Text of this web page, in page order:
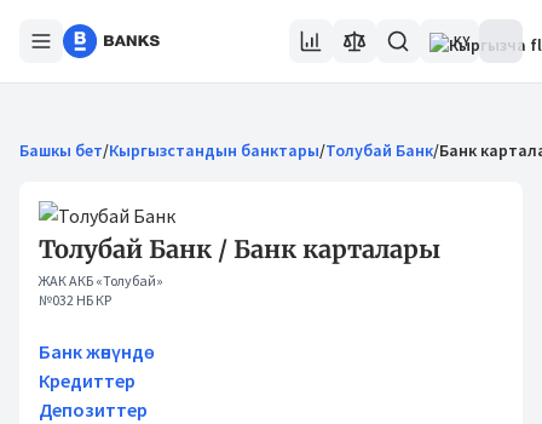
KY
Башкы бет/Кыргызстандын банктары/Толубай Банк/Банк
Толубай Банк / Банк карталары
ЖАК АКБ «Толубай»
№032 НБ КР
Банк жөнүндө
Кредиттер
Депозиттер